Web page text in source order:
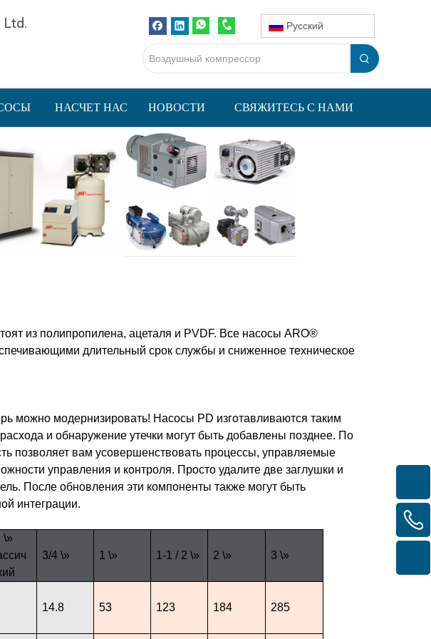
Ltd. Pусский
НАСЧЕТ НАС НОВОСТИ СВЯЖИТЕСЬ С НАМИ
из полипропилена, ацеталя и PVDF. Все насосы ARO®
длительный срок службы и сниженное техническое
можно модернизировать! Насосы PD изготавливаются таким
и обнаружение утечки могут быть добавлены позднее. По
позволяет вам усовершенствовать процессы, управляемые
управления и контроля. Просто удалите две заглушки и
После обновления эти компоненты также могут быть
интеграции.
\»
3/4 \» 1 \» 1-1 / 2 \» 2 \» 3 \»
14.8 53 123 184 285